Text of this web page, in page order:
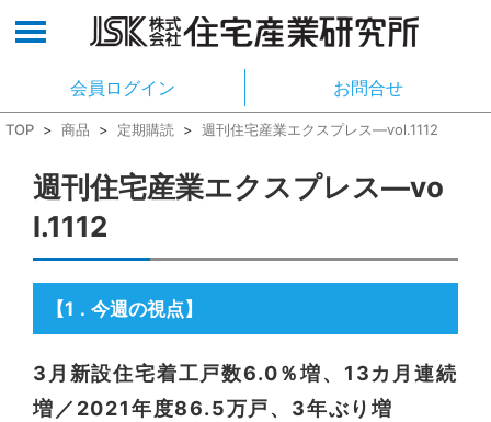
会員ログイン お問合せ
TOP > 商品 > 定期購読 > 週刊住宅産業エクスプレス―vol.1112
週刊住宅産業エクスプレス―vo
l.1112
【1 ． 今週の視点】
3月新設住宅着工戸数6.0％増、13カ月連続
増／2021年度86.5万戸、3年ぶり増